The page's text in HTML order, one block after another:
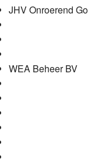
JHV Onroerend
WEA Beheer BV